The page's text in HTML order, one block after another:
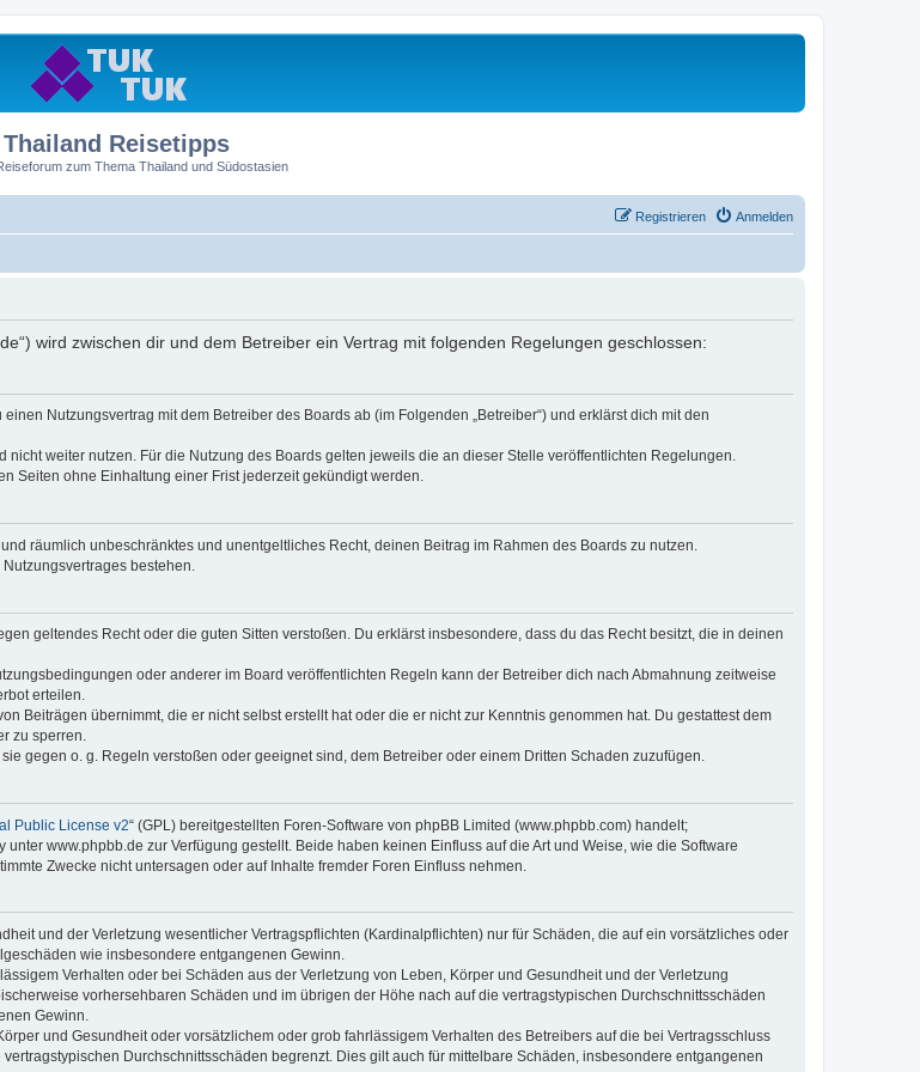
Thailand Reisetipps
zum Thema Thailand und Südostasien
Anmelden
Registrieren
wird zwischen dir und dem Betreiber ein Vertrag mit folgenden Regelungen geschlossen:
Nutzungsvertrag mit dem Betreiber des Boards ab (im Folgenden „Betreiber“) und erklärst dich mit den
weiter nutzen. Für die Nutzung des Boards gelten jeweils die an dieser Stelle veröffentlichten Regelungen.
Seiten ohne Einhaltung einer Frist jederzeit gekündigt werden.
räumlich unbeschränktes und unentgeltliches Recht, deinen Beitrag im Rahmen des Boards zu nutzen.
bestehen.
geltendes Recht oder die guten Sitten verstoßen. Du erklärst insbesondere, dass du das Recht besitzt, die in deinen
oder anderer im Board veröffentlichten Regeln kann der Betreiber dich nach Abmahnung zeitweise
erteilen.
Beiträgen übernimmt, die er nicht selbst erstellt hat oder die er nicht zur Kenntnis genommen hat. Du gestattest dem
zu sperren.
gegen o. g. Regeln verstoßen oder geeignet sind, dem Betreiber oder einem Dritten Schaden zuzufügen.
Public License v2“ (GPL) bereitgestellten Foren-Software von phpBB Limited (www.phpbb.com) handelt;
www.phpbb.de zur Verfügung gestellt. Beide haben keinen Einfluss auf die Art und Weise, wie die Software
Zwecke nicht untersagen oder auf Inhalte fremder Foren Einfluss nehmen.
und der Verletzung wesentlicher Vertragspflichten (Kardinalpflichten) nur für Schäden, die auf ein vorsätzliches oder
wie insbesondere entgangenen Gewinn.
Verhalten oder bei Schäden aus der Verletzung von Leben, Körper und Gesundheit und der Verletzung
vorhersehbaren Schäden und im übrigen der Höhe nach auf die vertragstypischen Durchschnittsschäden
Gewinn.
und Gesundheit oder vorsätzlichem oder grob fahrlässigem Verhalten des Betreibers auf die bei Vertragsschluss
Durchschnittsschäden begrenzt. Dies gilt auch für mittelbare Schäden, insbesondere entgangenen